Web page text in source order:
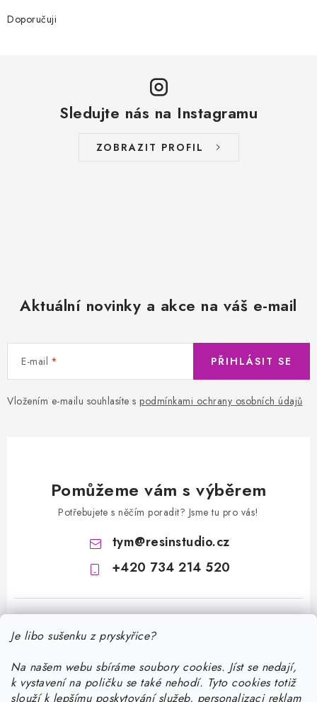
Je libo sušenku z pryskyřice?
Na našem webu sbíráme soubory cookies. Jíst se nedají,
k vystavení na poličku se také nehodí. Tyto cookies totiž
slouží k lepšímu poskytování služeb, personalizaci reklam
Doporučuji
Sledujte nás na Instagramu
ZOBRAZIT PROFIL
Aktuální novinky a akce na váš e-mail
E-mail
Vložením e-mailu souhlasíte s podmínkami ochrany osobních údajů
PŘIHLÁSIT SE
Pomůžeme vám s výběrem
Potřebujete s něčím poradit? Jsme tu pro vás!
tym@resinstudio.cz
+420 734 214 520